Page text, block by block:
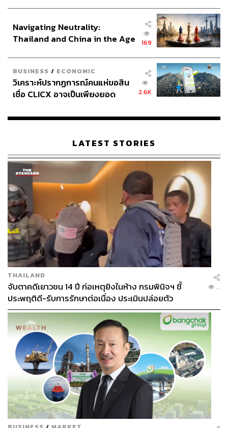
อย่างที่สอง คุณรู้ไหมว่า‘คลีน’หมายถึงอะไร คำจำกัดความ
มันแตกต่างกันไป ถ้าคุณไปที่ร้านค้าหรือแบรนด์หนึ่ง พวก
เขาอาจพิจารณาส่วนผสมบางอย่างว่า ‘คลีน’ แต่ในขณะที่อีก
แบรนด์หนึ่งมีมุมมองที่แตกต่างกันอย่างสิ้นเชิง
ดังนั้น แนวทางของผมคือการสร้างผลิตภัณฑ์ที่ผสมผสานทั้ง
ส่วนผสมเทคโนโลยีขั้นสูงและสารสกัดจากพืชให้ทำงานร่วม
กันอย่างมีประสิทธิภาพ เพราะผมไม่คิดว่าส่วนผสมเดี่ยวๆ จะ
สามารถต่อสู้กับการแก่ของผิวก่อนวัยได้อย่างมีประสิทธิผล
และผมคิดว่าคุณต้องรวมส่วนผสมหลายอย่างเข้าไว้ในสูตร
เดียว
Navigating Neutrality:
Thailand and China in the Age
169
BUSINESS / ECONOMIC
วิเคราะห์ปรากฏการณ์คนแห่ขอสิน
เชื่อ CLICX อาจเป็นเพียงยอด
เรือนไทยที่ถูกซุกไว้
2.6K
LATEST STORIES
THAILAND
จับตาคดีเยาวชน 14 ปี ก่อเหตุยิงในห้าง กรมพินิจฯ ชี้
ประพฤติดี-รับการรักษาต่อเนื่อง ประเมินปล่อยตัว
...